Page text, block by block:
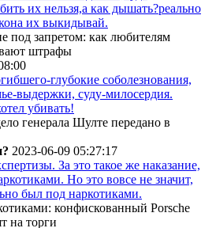
их нельзя,а как дышать?реально
их выкидывай.
под запретом: как любителям
штрафы
глубокие соболезнования,
выдержки, суду-милосердия.
убивать!
генерала Шулте передано в
2023-06-09 05:27:17
За это такое же наказание,
Но это вовсе не значит,
был под наркотиками.
конфискованный Porsche
на торги